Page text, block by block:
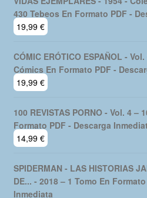
430 Tebeos En Formato PDF -
19,99 €
CÓMIC ERÓTICO ESPAÑOL -
Cómics En Formato PDF -
19,99 €
100 REVISTAS PORNO - Vol. 4 –
Formato PDF - Descarga
14,99 €
SPIDERMAN - LAS HISTORIAS
DE... - 2018 – 1 Tomo En
Inmediata